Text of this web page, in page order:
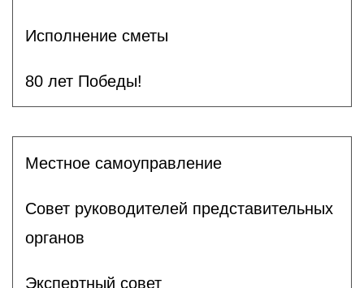
Исполнение сметы
80 лет Победы!
Местное самоуправление
Совет руководителей представительных
органов
Экспертный совет